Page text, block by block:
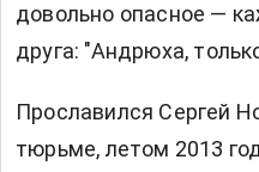
довольно опасное —
друга: "Андрюха,
Прославился Сергей
тюрьме, летом 2013